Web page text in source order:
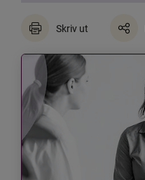
Skriv ut